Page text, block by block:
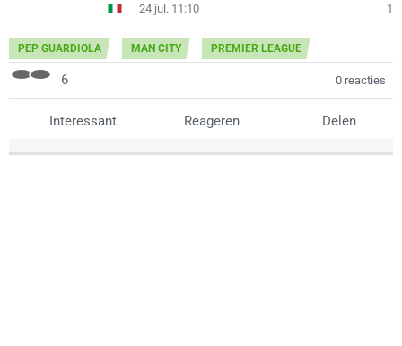
24 jul. 11:10 1
PEP GUARDIOLA MAN CITY PREMIER LEAGUE
6 0 reacties
Interessant Reageren Delen